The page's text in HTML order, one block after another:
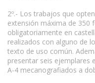
2º.- Los trabajos que
extensión máxima de 350
obligatoriamente en
realizados con alguno de
texto de uso común.
presentar seis ejemplares
A-4 mecanografiados a